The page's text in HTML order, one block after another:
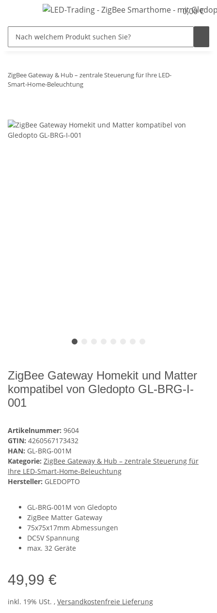
0,00 €
ZigBee Gateway & Hub – zentrale Steuerung für Ihre LED-
Smart‑Home‑Beleuchtung
ZigBee Gateway Homekit und Matter
kompatibel von Gledopto GL-BRG-I-
001
Artikelnummer: 9604
GTIN: 4260567173432
HAN: GL-BRG-001M
Kategorie: ZigBee Gateway & Hub – zentrale Steuerung für
Ihre LED-Smart‑Home‑Beleuchtung
Hersteller: GLEDOPTO
GL-BRG-001M von Gledopto
ZigBee Matter Gateway
75x75x17mm Abmessungen
DC5V Spannung
max. 32 Geräte
49,99 €
inkl. 19% USt. , Versandkostenfreie Lieferung